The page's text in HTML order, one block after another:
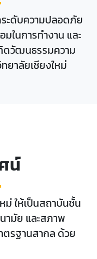
ะดับความปลอดภัย
ในการทำงาน และ
ดวัฒนธรรมความ
ยาลัยเชียงใหม่
น์
ม่ ให้เป็นสถาบันชั้น
ามัย และสภาพ
ตรฐานสากล ด้วย